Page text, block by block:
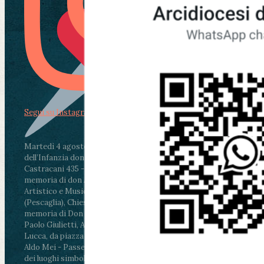
Martedì 4 agosto2026
ore 11:30 - Lucca, Scuola
dell’Infanzia don Aldo Mei - Viale Castruccio
Castracani 435 - Inaugurazione murales in
memoria di don Aldo Mei curato dal Liceo
Artistico e Musicale “Passaglia”
ore 18 - Fiano
(Pescaglia), Chiesa parrocchiale - Messa in
memoria di Don Aldo Mei celebrata da mons.
Paolo Giulietti, Arcivescovo di Lucca
ore 20.30 -
Lucca, da piazza San Michele al Cippo di don
Aldo Mei - Passeggiata della Memoria in alcuni
dei luoghi simbolo della città. Ritrovo alle ore
Segui su Instagram